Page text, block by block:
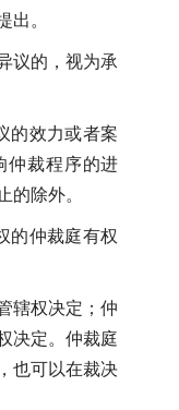
出。
议的，视为承
的效力或者案
仲裁程序的进
的除外。
的仲裁庭有权
辖权决定；仲
决定。仲裁庭
也可以在裁决